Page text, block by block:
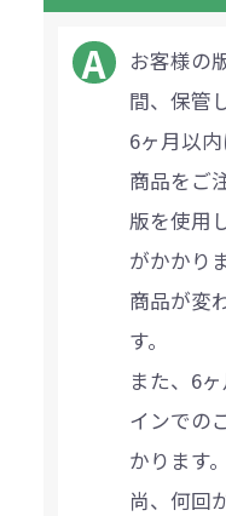
お客様の
間、保管
6ヶ月以
商品をご
版を使用
がかかり
商品が変
す。
また、6
インでの
かります。
尚、何回